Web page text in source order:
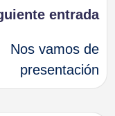
entrada
Nos vamos de
presentación